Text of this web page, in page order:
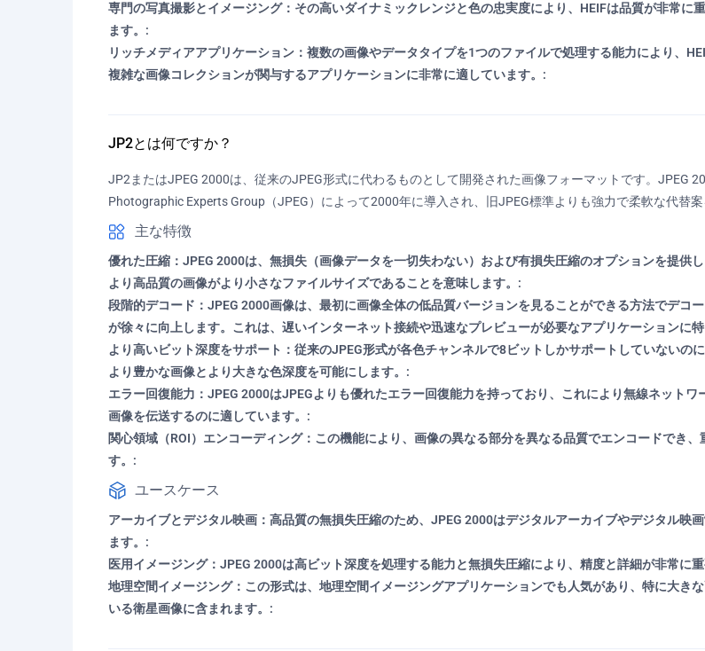
専門の写真撮影とイメージング：その高いダイナミックレンジと色の忠実度により、HEIFは品質が非常
ます。:
リッチメディアアプリケーション：複数の画像やデータタイプを1つのファイルで処理する能力により、
複雑な画像コレクションが関与するアプリケーションに非常に適しています。:
JP2とは何ですか？
JP2またはJPEG 2000は、従来のJPEG形式に代わるものとして開発された画像フォーマットです。JPEG
Photographic Experts Group（JPEG）によって2000年に導入され、旧JPEG標準よりも強力で柔軟な代替
主な特徴
優れた圧縮：JPEG 2000は、無損失（画像データを一切失わない）および有損失圧縮のオプションを提供
より高品質の画像がより小さなファイルサイズであることを意味します。:
段階的デコード：JPEG 2000画像は、最初に画像全体の低品質バージョンを見ることができる方法でデコ
が徐々に向上します。これは、遅いインターネット接続や迅速なプレビューが必要なアプリケーションに
より高いビット深度をサポート：従来のJPEG形式が各色チャンネルで8ビットしかサポートしていないの
より豊かな画像とより大きな色深度を可能にします。:
エラー回復能力：JPEG 2000はJPEGよりも優れたエラー回復能力を持っており、これにより無線ネット
画像を伝送するのに適しています。:
関心領域（ROI）エンコーディング：この機能により、画像の異なる部分を異なる品質でエンコードでき
す。:
ユースケース
アーカイブとデジタル映画：高品質の無損失圧縮のため、JPEG 2000はデジタルアーカイブやデジタル映
ます。:
医用イメージング：JPEG 2000は高ビット深度を処理する能力と無損失圧縮により、精度と詳細が非常に
地理空間イメージング：この形式は、地理空間イメージングアプリケーションでも人気があり、特に大き
いる衛星画像に含まれます。: